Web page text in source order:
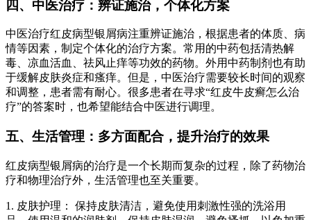
四、中医治疗：辨证施治，个体化方案
中医治疗红皮病型银屑病注重辨证施治，根据患者的体质、病
情等因素，制定个体化的治疗方案。常用的中药包括清热解
毒、凉血活血、祛风止痒等功效的药物。外用中药制剂也有助
于缓解皮肤炎症和瘙痒。但是，中医治疗需要较长时间的观察
和调整，患者需有耐心。很多患者在寻求“红皮牛皮癣怎么治
疗”的答案时，也希望能结合中医进行调理。
五、生活管理：多方面配合，提升治疗的效果
红皮病型银屑病的治疗是一个长期而复杂的过程，除了药物治
疗和物理治疗外，生活管理也至关重要。
1. 皮肤护理： 保持皮肤清洁，避免使用刺激性强的洗浴用